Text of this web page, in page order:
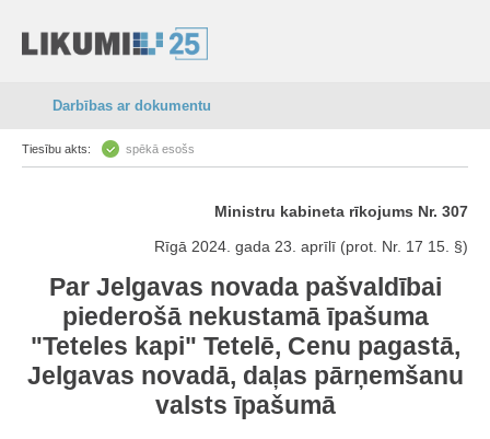
Darbības ar dokumentu
Tiesību akts: spēkā esošs
Ministru kabineta rīkojums Nr. 307
Rīgā 2024. gada 23. aprīlī (prot. Nr. 17 15. §)
Par Jelgavas novada pašvaldībai
piederošā nekustamā īpašuma
"Teteles kapi" Tetelē, Cenu pagastā,
Jelgavas novadā, daļas pārņemšanu
valsts īpašumā